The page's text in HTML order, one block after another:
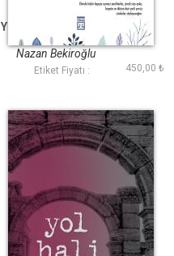
Yerli Yersiz Cümleler
Nazan Bekiroğlu
Etiket Fiyatı : 450,00 ₺